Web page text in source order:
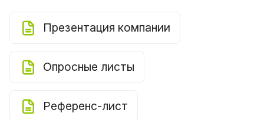
Презентация компании
Опросные листы
Референс-лист